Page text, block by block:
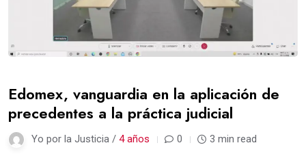
Edomex, vanguardia en la aplicación de
precedentes a la práctica judicial
Yo por la Justicia / 4 años 0 3 min read